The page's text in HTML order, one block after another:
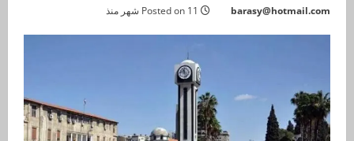
barasy@hotmail.com